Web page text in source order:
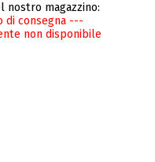
nostro magazzino:
di consegna ---
non disponibile